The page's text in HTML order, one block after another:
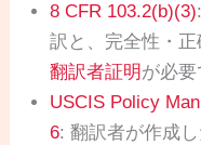
8 CFR 103.2(b)(3)
訳と、完全性・
翻訳者証明が必要
USCIS Policy
6: 翻訳者が作成